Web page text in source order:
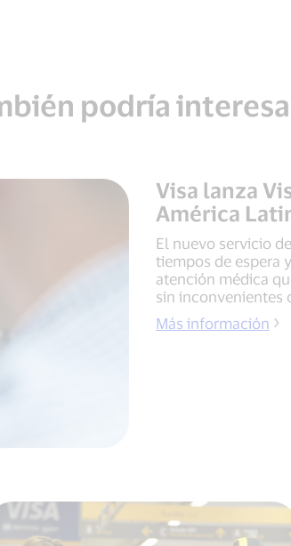
podría
Visa lanza
América
El nuevo servicio
tiempos de espera
atención médica
sin inconvenientes
Más información